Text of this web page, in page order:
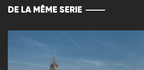
DE LA MÊME SERIE